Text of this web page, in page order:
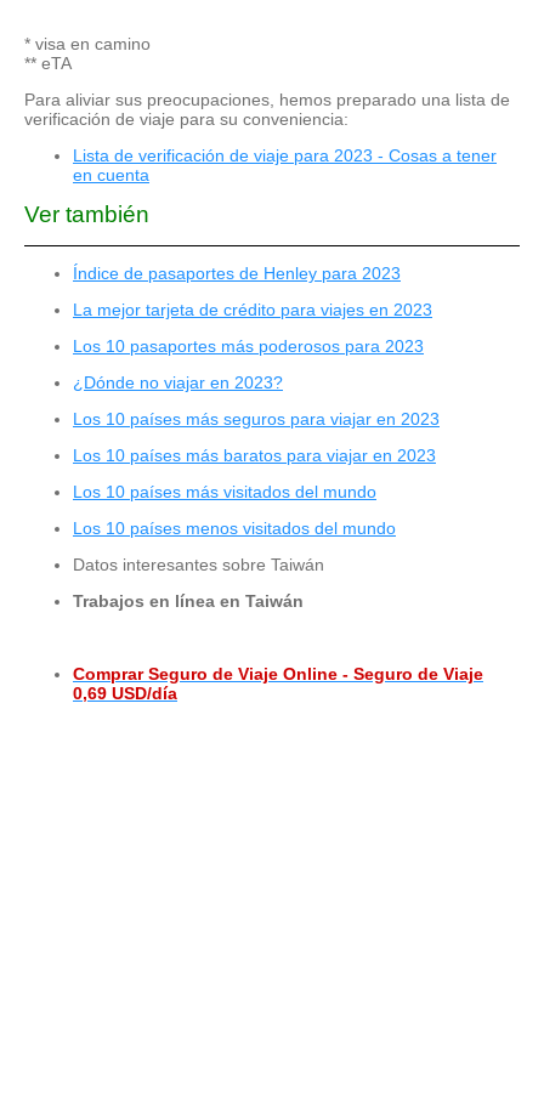
* visa en camino
** eTA
Para aliviar sus preocupaciones, hemos preparado una lista de
verificación de viaje para su conveniencia:
Lista de verificación de viaje para 2023 - Cosas a tener
en cuenta
Ver también
Índice de pasaportes de Henley para 2023
La mejor tarjeta de crédito para viajes en 2023
Los 10 pasaportes más poderosos para 2023
¿Dónde no viajar en 2023?
Los 10 países más seguros para viajar en 2023
Los 10 países más baratos para viajar en 2023
Los 10 países más visitados del mundo
Los 10 países menos visitados del mundo
Datos interesantes sobre Taiwán
Trabajos en línea en Taiwán
Comprar Seguro de Viaje Online - Seguro de Viaje
0,69 USD/día